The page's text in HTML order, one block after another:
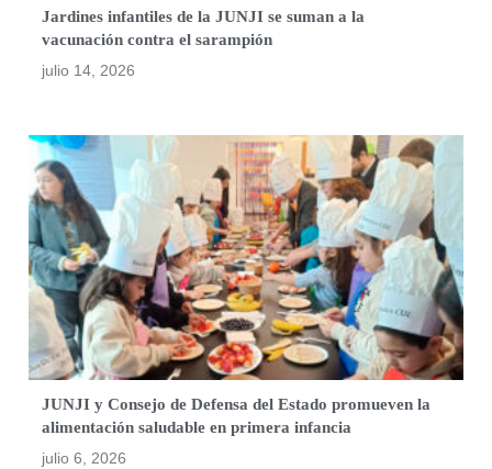
Jardines infantiles de la JUNJI se suman a la
vacunación contra el sarampión
julio 14, 2026
JUNJI y Consejo de Defensa del Estado promueven la
alimentación saludable en primera infancia
julio 6, 2026